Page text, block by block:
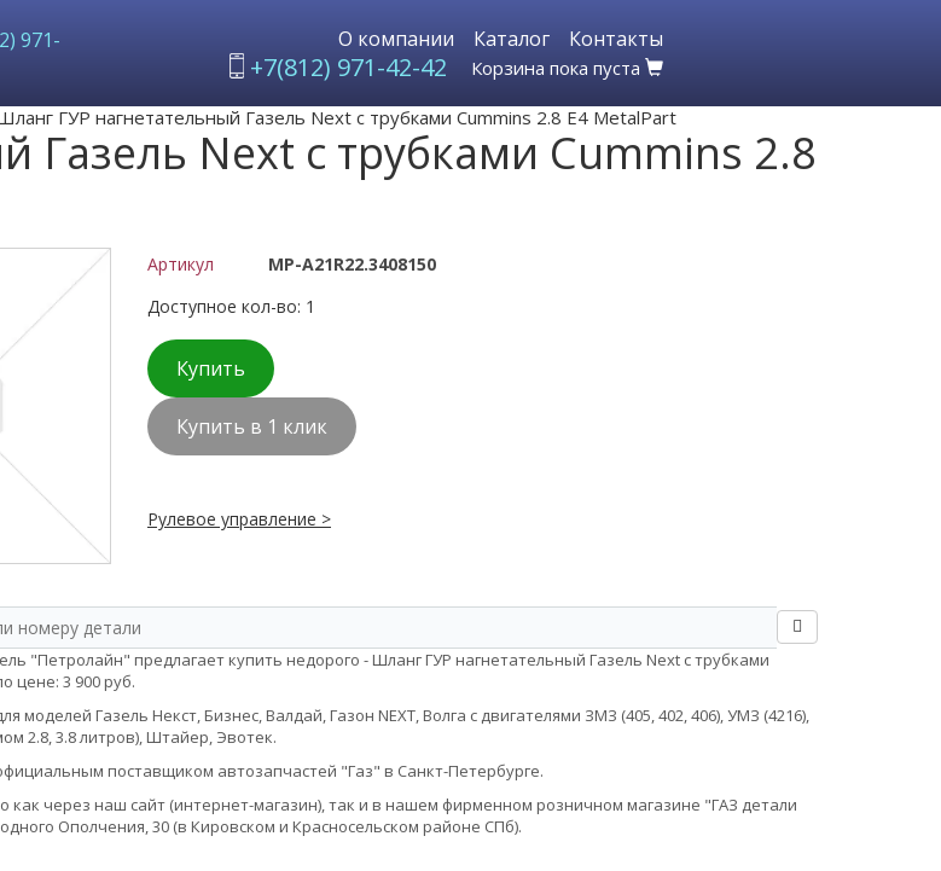
971-
О компании Каталог Контакты
+7(812) 971-42-42 Корзина пока пуста
ГУР нагнетательный Газель Next с трубками Cummins 2.8 Е4 MetalPart
Газель Next с трубками Cummins 2.8
Артикул
MP-A21R22.3408150
Доступное кол-во: 1
Купить
Купить в 1 клик
Рулевое управление >
"Петролайн" предлагает купить недорого - Шланг ГУР нагнетательный Газель Next с трубками
цене: 3 900 руб.
моделей Газель Некст, Бизнес, Валдай, Газон NEXT, Волга с двигателями ЗМЗ (405, 402, 406), УМЗ (4216),
2.8, 3.8 литров), Штайер, Эвотек.
поставщиком автозапчастей "Газ" в Санкт-Петербурге.
как через наш сайт (интернет-магазин), так и в нашем фирменном розничном магазине "ГАЗ детали
Ополчения, 30 (в Кировском и Красносельском районе СПб).